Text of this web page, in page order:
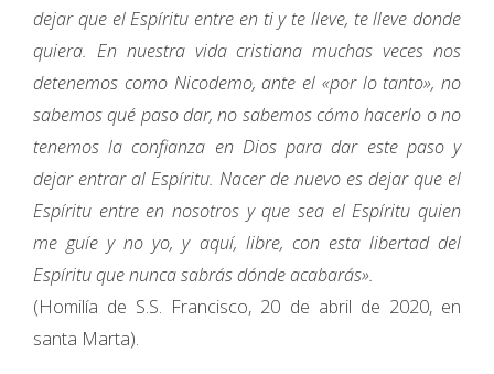
dejar que el Espíritu entre en ti y te lleve, te lleve donde
quiera. En nuestra vida cristiana muchas veces nos
detenemos como Nicodemo, ante el «por lo tanto», no
sabemos qué paso dar, no sabemos cómo hacerlo o no
tenemos la confianza en Dios para dar este paso y
dejar entrar al Espíritu. Nacer de nuevo es dejar que el
Espíritu entre en nosotros y que sea el Espíritu quien
me guíe y no yo, y aquí, libre, con esta libertad del
Espíritu que nunca sabrás dónde acabarás».
(Homilía de S.S. Francisco, 20 de abril de 2020, en
santa Marta).